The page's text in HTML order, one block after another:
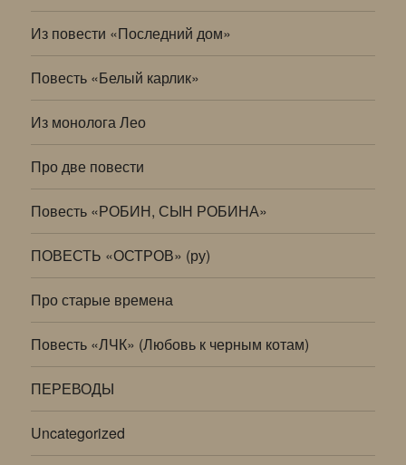
Из повести «Последний дом»
Повесть «Белый карлик»
Из монолога Лео
Про две повести
Повесть «РОБИН, СЫН РОБИНА»
ПОВЕСТЬ «ОСТРОВ» (ру)
Про старые времена
Повесть «ЛЧК» (Любовь к черным котам)
ПЕРЕВОДЫ
Uncategorized